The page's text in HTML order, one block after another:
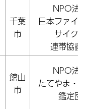
千葉
市
NPO法人
日本ファイ
サイクル
連帯協議
館山
市
NPO法人
たてやま・
鑑定団